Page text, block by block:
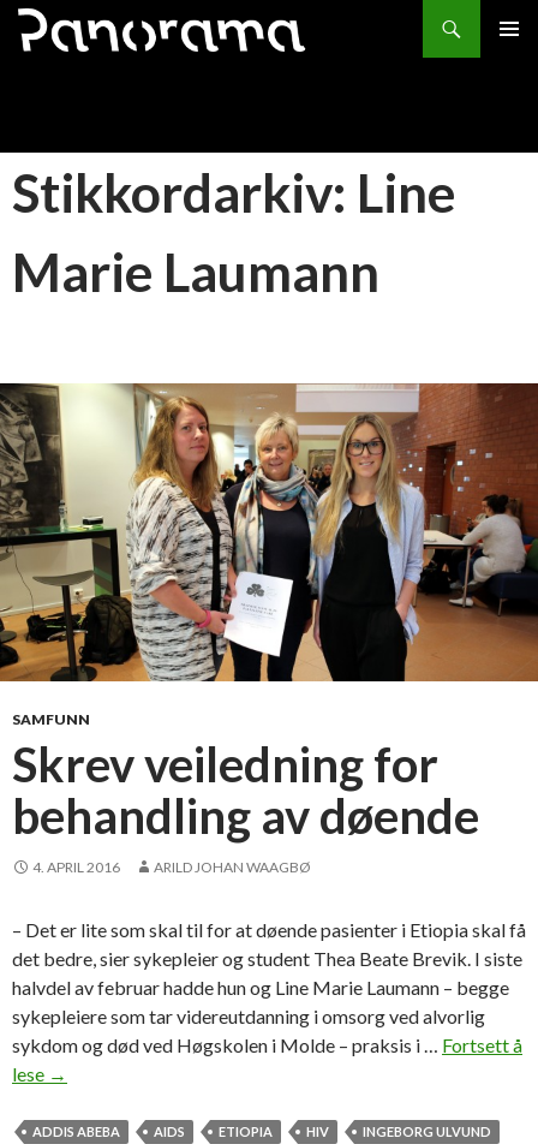
Søk
HOPP
Stikkordarkiv: Line
Marie Laumann
SAMFUNN
Skrev veiledning for
behandling av døende
4. APRIL 2016 ARILD JOHAN WAAGBØ
– Det er lite som skal til for at døende pasienter i Etiopia skal få
det bedre, sier sykepleier og student Thea Beate Brevik. I siste
halvdel av februar hadde hun og Line Marie Laumann – begge
sykepleiere som tar videreutdanning i omsorg ved alvorlig
sykdom og død ved Høgskolen i Molde – praksis i … Fortsett å
lese S
r
→
ADDIS ABEBA AIDS ETIOPIA HIV
INGEBORG ULVUND